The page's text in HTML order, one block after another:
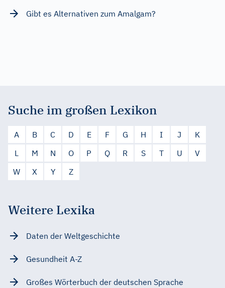
Gibt es Alternativen zum Amalgam?
Suche im großen Lexikon
A B C D E F G H I J
K
L
M N O P Q R S T U
V
W
X Y Z
Weitere Lexika
Daten der Weltgeschichte
Gesundheit A-Z
Großes Wörterbuch der deutschen Sprache